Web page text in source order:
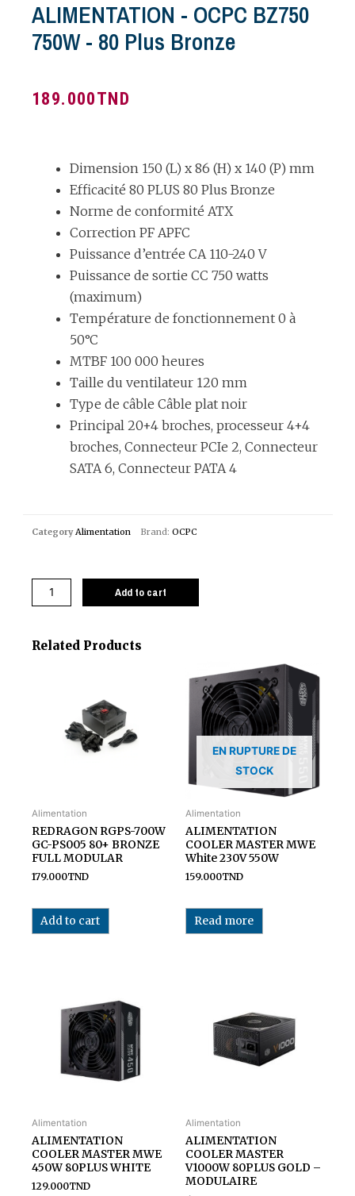
ALIMENTATION - OCPC BZ750
750W - 80 Plus Bronze
189.000TND
Dimension 150 (L) x 86 (H) x 140 (P) mm
Efficacité 80 PLUS 80 Plus Bronze
Norme de conformité ATX
Correction PF APFC
Puissance d’entrée CA 110-240 V
Puissance de sortie CC 750 watts
(maximum)
Température de fonctionnement 0 à
50°C
MTBF 100 000 heures
Taille du ventilateur 120 mm
Type de câble Câble plat noir
Principal 20+4 broches, processeur 4+4
broches, Connecteur PCIe 2, Connecteur
SATA 6, Connecteur PATA 4
Category Alimentation Brand: OCPC
Add to cart
Related Products
Alimentation
REDRAGON RGPS-700W
GC-PS005 80+ BRONZE
FULL MODULAR
179.000TND
Add to cart
EN RUPTURE DE
STOCK
Alimentation
ALIMENTATION
COOLER MASTER MWE
White 230V 550W
159.000TND
Read more
Alimentation
ALIMENTATION
COOLER MASTER MWE
450W 80PLUS WHITE
129.000TND
Alimentation
ALIMENTATION
COOLER MASTER
V1000W 80PLUS GOLD –
MODULAIRE